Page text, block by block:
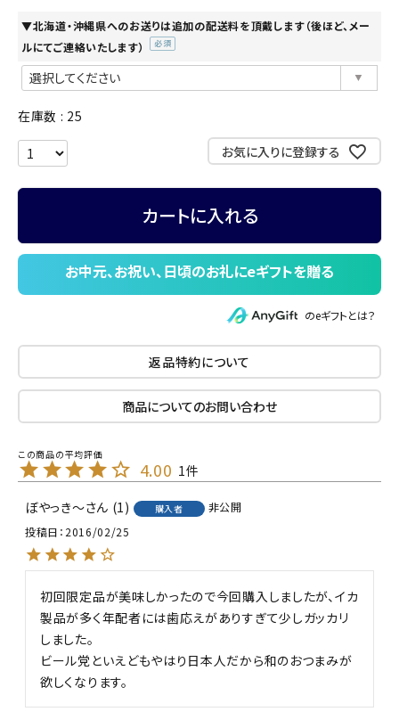
▼北海道・沖縄県へのお送りは追加の配送料を頂戴します（後ほど、メー
ルにてご連絡いたします）
在庫数
25
お気に入りに登録する
カートに入れる
のeギフトとは？
返品特約について
商品についてのお問い合わせ
4.00 1
ぼやっき～ 1 購入者
非公開
投稿日 2016/02/25
初回限定品が美味しかったので今回購入しましたが、イカ
製品が多く年配者には歯応えがありすぎて少しガッカリ
しました。
ビール党といえどもやはり日本人だから和のおつまみが
欲しくなります。